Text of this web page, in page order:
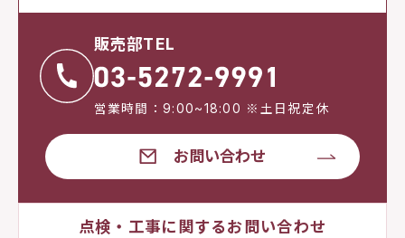
販売部TEL
営業時間：9:00~18:00 ※土日祝定休
お問い合わせ
点検・工事に関するお問い合わせ